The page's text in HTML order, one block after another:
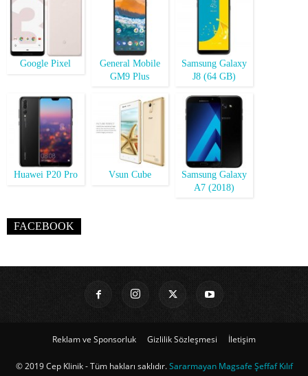
Google Pixel
General Mobile
GM9 Plus
Samsung Galaxy
J8 (64 GB)
Huawei P20 Pro Vsun Cube
Samsung Galaxy
A7 (2018)
FACEBOOK
Reklam ve Sponsorluk Gizlilik Sözleşmesi İletişim
© 2019 Cep Klinik - Tüm hakları saklıdır.Sararmayan Magsafe Şeffaf Kılıf